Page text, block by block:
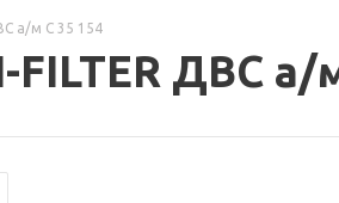
а/м C 35 154
ДВС а/